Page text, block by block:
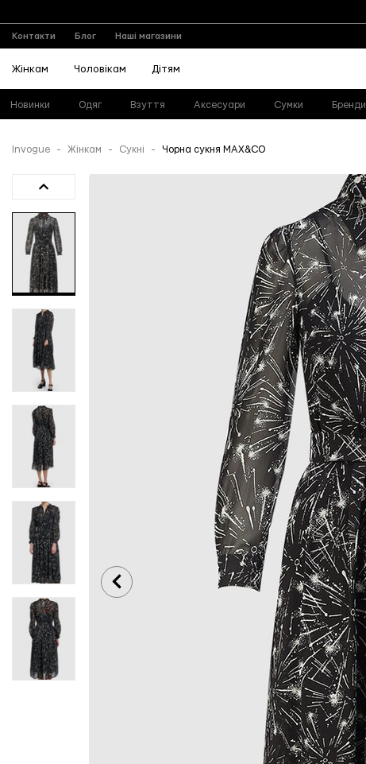
Контакти Блог Наші магазини
Жінкам Чоловікам Дітям
Новинки Одяг Взуття Аксесуари Сумки Бренди
Invogue Жінкам Сукні Чорна сукня MAX&CO